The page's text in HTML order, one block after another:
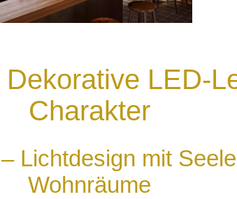
LED-
Charakter
Lichtdesign mit
Wohnräume